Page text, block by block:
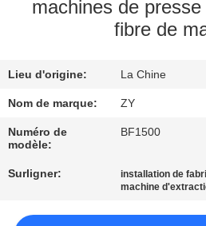
CONTRÔLE
QUALITÉ
CONTACTEZ-
NOUVELLES
machines de
fibre de
Lieu d'origine: La Chine
Nom de marque: ZY
Numéro de
modèle:
BF1500
Surligner: installation de
machine